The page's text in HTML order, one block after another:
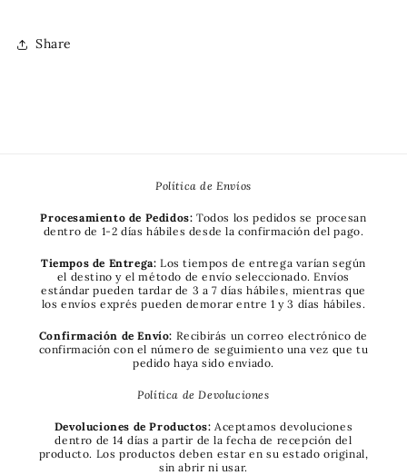
Share
Política de Envíos
Procesamiento de Pedidos: Todos los pedidos se procesan
dentro de 1-2 días hábiles desde la confirmación del pago.
Tiempos de Entrega: Los tiempos de entrega varían según
el destino y el método de envío seleccionado. Envíos
estándar pueden tardar de 3 a 7 días hábiles, mientras que
los envíos exprés pueden demorar entre 1 y 3 días hábiles.
Confirmación de Envío: Recibirás un correo electrónico de
confirmación con el número de seguimiento una vez que tu
pedido haya sido enviado.
Política de Devoluciones
Devoluciones de Productos: Aceptamos devoluciones
dentro de 14 días a partir de la fecha de recepción del
producto. Los productos deben estar en su estado original,
sin abrir ni usar.